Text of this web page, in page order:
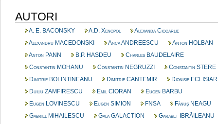
AUTORI
A. E. BACONSKY A.D. Xenopol
Alexanda Ciocarlie
Alexandru MACEDONSKI
Anca ANDREESCU
Anton HOLBAN
Anton PANN
B.P. HASDEU
Charles BAUDELAIRE
Constantin MOHANU
Constantin NEGRUZZI
Constantin STERE
Dimitrie BOLINTINEANU
Dimitrie CANTEMIR
Dionisie
Duiliu ZAMFIRESCU
Emil CIORAN
Eugen BARBU
Eugen LOVINESCU
Eugen SIMION FNSA
Fănuș NEAGU
Gabriel MIHAILESCU
Gala GALACTION
Garabet IBRĂILEANU